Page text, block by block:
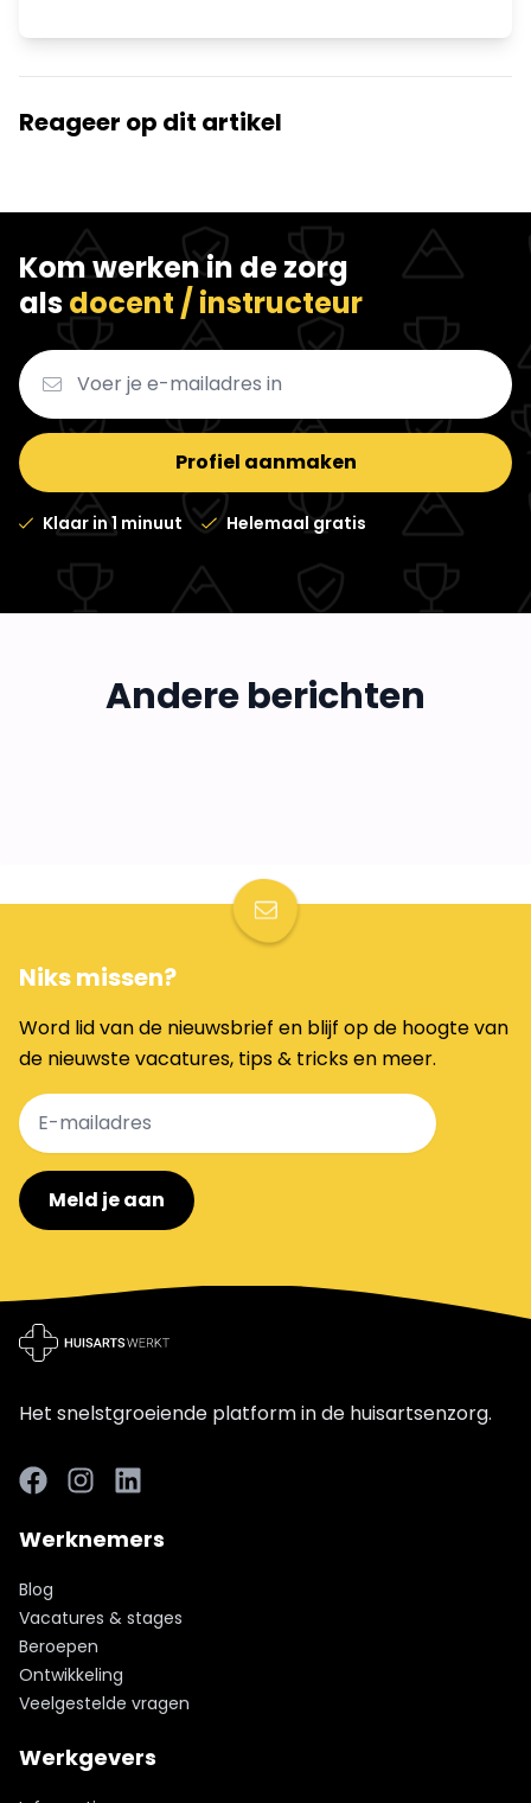
Reageer op dit artikel
Kom werken in de zorg
alsdocent / instructeur
Profiel aanmaken
Klaar in 1 minuut Helemaal gratis
Andere berichten
bijbaan?
22 jul 2026 3 min
Steviger in je schoenen staan doe je
Artsen als influencers? In gesprek
Niks missen?
Word lid van de nieuwsbrief en blijf op de hoogte van
de nieuwste vacatures, tips & tricks en meer.
Meld je aan
Het snelstgroeiende platform in de huisartsenzorg.
Facebook
LinkedInLinkedIn
Werknemers
Blog
Vacatures & stages
Beroepen
Ontwikkeling
Veelgestelde vragen
Werkgevers